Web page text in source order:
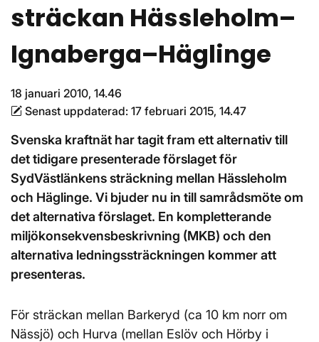
sträckan Hässleholm–
Ignaberga–Häglinge
18 januari 2010, 14.46
Senast uppdaterad: 17 februari 2015, 14.47
Svenska kraftnät har tagit fram ett alternativ till
det tidigare presenterade förslaget för
SydVästlänkens sträckning mellan Hässleholm
och Häglinge. Vi bjuder nu in till samrådsmöte om
det alternativa förslaget. En kompletterande
miljökonsekvensbeskrivning (MKB) och den
alternativa ledningssträckningen kommer att
presenteras.
För sträckan mellan Barkeryd (ca 10 km norr om
Nässjö) och Hurva (mellan Eslöv och Hörby i